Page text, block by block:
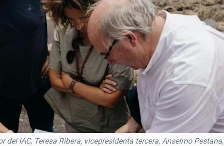
del IAC, Teresa Ribera, vicepresidenta tercera, Anselmo Pestana,